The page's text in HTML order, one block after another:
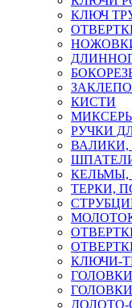
КЛЮЧ
КИСТИ
РУЧКИ
ВАЛИКИ,
КЕЛЬМЫ,
ТЕРКИ,
КЛЮЧИ-
ГОЛОВКИ